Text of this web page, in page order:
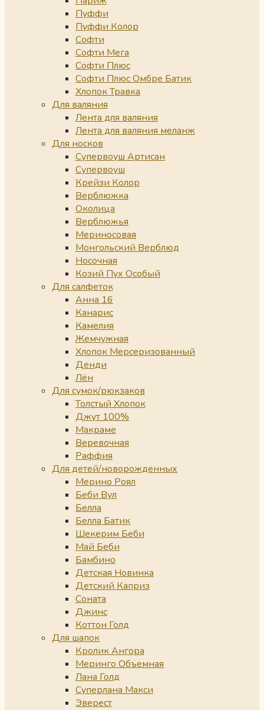
Пуффи
Пуффи Колор
Софти
Софти Мега
Софти Плюс
Софти Плюс Омбре Батик
Хлопок Травка
Для валяния
Лента для валяния
Лента для валяния меланж
Для носков
Супервоуш Артисан
Супервоуш
Крейзи Колор
Верблюжка
Околица
Верблюжья
Мериносовая
Монгольский Верблюд
Носочная
Козий Пух Особый
Для салфеток
Анна 16
Канарис
Камелия
Жемчужная
Хлопок Мерсеризованный
Денди
Лён
Для сумок/рюкзаков
Толстый Хлопок
Джут 100%
Макраме
Веревочная
Раффия
Для детей/новорожденных
Мерино Роял
Беби Вул
Белла
Белла Батик
Шекерим Беби
Май Беби
Бамбино
Детская Новинка
Детский Каприз
Соната
Джинс
Коттон Голд
Для шапок
Кролик Ангора
Меринго Объемная
Лана Голд
Суперлана Макси
Эверест